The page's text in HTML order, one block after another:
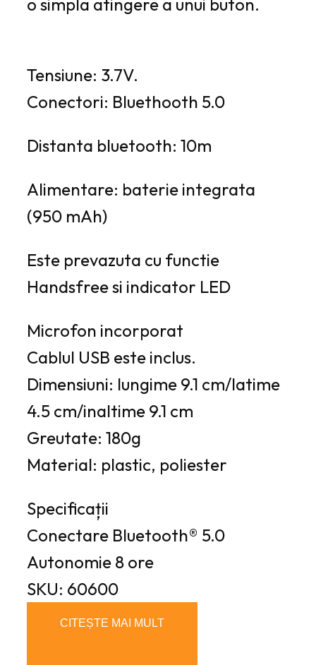
Tensiune: 3.7V.
Conectori: Bluethooth 5.0
Distanta bluetooth: 10m
Alimentare: baterie integrata
(950 mAh)
Este prevazuta cu functie
Handsfree si indicator LED
Microfon incorporat
Cablul USB este inclus.
Dimensiuni: lungime 9.1 cm/latime
4.5 cm/inaltime 9.1 cm
Greutate: 180g
Material: plastic, poliester
Specificații
Conectare Bluetooth® 5.0
Autonomie 8 ore
SKU: 60600